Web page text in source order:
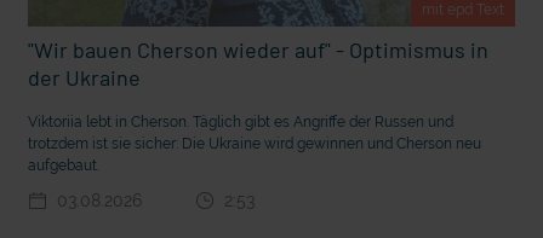
mit epd Text
"Wir bauen Cherson wieder auf" - Optimismus in
der Ukraine
Viktoriia lebt in Cherson. Täglich gibt es Angriffe der Russen und
trotzdem ist sie sicher: Die Ukraine wird gewinnen und Cherson neu
aufgebaut.
03.08.2026 2:53